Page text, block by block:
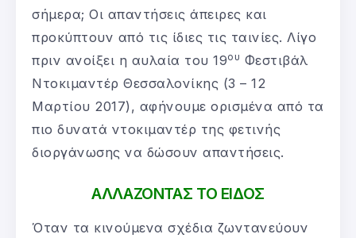
σήμερα; Οι απαντήσεις άπειρες και
προκύπτουν από τις ίδιες τις ταινίες. Λίγο
πριν ανοίξει η αυλαία του 19ου Φεστιβάλ
Ντοκιμαντέρ Θεσσαλονίκης (3 – 12
Μαρτίου 2017), αφήνουμε ορισμένα από τα
πιο δυνατά ντοκιμαντέρ της φετινής
διοργάνωσης να δώσουν απαντήσεις.
ΑΛΛΑΖΟΝΤΑΣ ΤΟ ΕΙΔΟΣ
Όταν τα κινούμενα σχέδια ζωντανεύουν